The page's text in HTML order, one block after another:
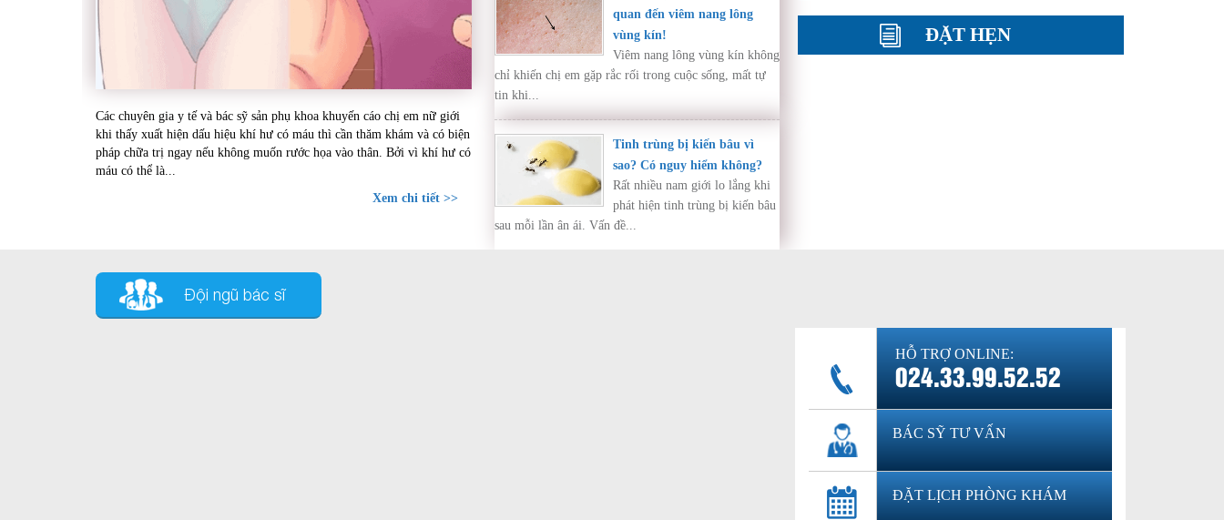
khám ngay nếu không muốn rước họa vào thân
Các chuyên gia y tế và bác sỹ sản phụ khoa khuyến cáo chị em nữ giới
khi thấy xuất hiện dấu hiệu khí hư có máu thì cần thăm khám và có biện
pháp chữa trị ngay nếu không muốn rước họa vào thân. Bởi vì khí hư có
máu có thể là...
Xem chi tiết >>
quan đến viêm nang lông
vùng kín!
Viêm nang lông vùng kín không
chỉ khiến chị em gặp rắc rối trong cuộc sống, mất tự
tin khi...
Tinh trùng bị kiến bâu vì
sao? Có nguy hiểm không?
Rất nhiều nam giới lo lắng khi
phát hiện tinh trùng bị kiến bâu
sau mỗi lần ân ái. Vấn đề...
ĐẶT HẸN
Đội ngũ bác sĩ
HỖ TRỢ ONLINE:
024.33.99.52.52
BÁC SỸ TƯ VẤN
ĐẶT LỊCH PHÒNG KHÁM